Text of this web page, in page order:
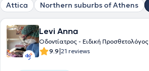
Attica Northern suburbs of Athens
Levi Anna
Οδοντίατρος - Ειδική Προσθετολόγος
9.9|21 reviews